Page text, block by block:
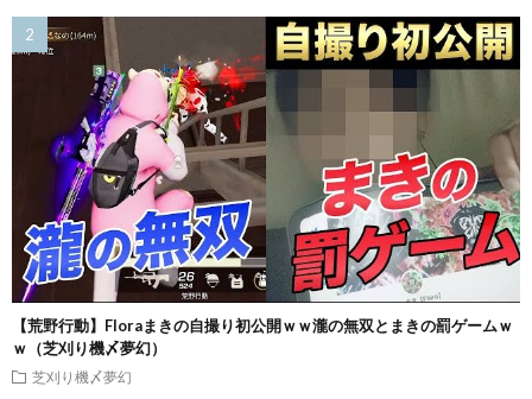
【荒野行動】Floraまきの自撮り初公開ｗｗ瀧の無双とまきの罰ゲームｗ
ｗ（芝刈り機〆夢幻）
芝刈り機〆夢幻